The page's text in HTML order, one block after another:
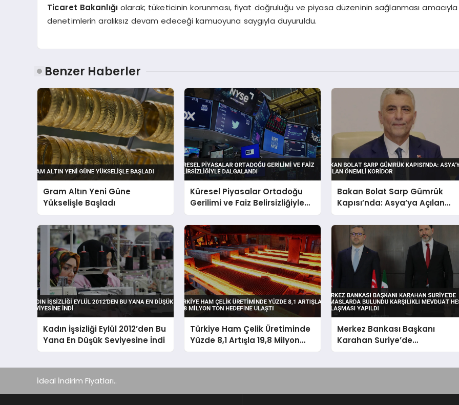
Ticaret Bakanlığı olarak; tüketicinin korunması, fiyat doğruluğu ve piyasa düzeninin sağlanması amacıyla
denetimlerin aralıksız devam edeceği kamuoyuna saygıyla duyuruldu.
Benzer Haberler
Gram Altın Yeni Güne
Yükselişle Başladı
Küresel Piyasalar Ortadoğu
Gerilimi ve Faiz Belirsizliğiyle
Dalgalandı
Bakan Bolat Sarp Gümrük
Kapısı’nda: Asya’ya Açılan
Önemli Koridor
Kadın İşsizliği Eylül 2012’den Bu
Yana En Düşük Seviyesine İndi
Türkiye Ham Çelik Üretiminde
Yüzde 8,1 Artışla 19,8 Milyon
Ton Hedefine Ulaştı
Merkez Bankası Başkanı
Karahan Suriye’de
Temaslarda Bulundu Karşılıklı
İdeal İndirim Fiyatları..